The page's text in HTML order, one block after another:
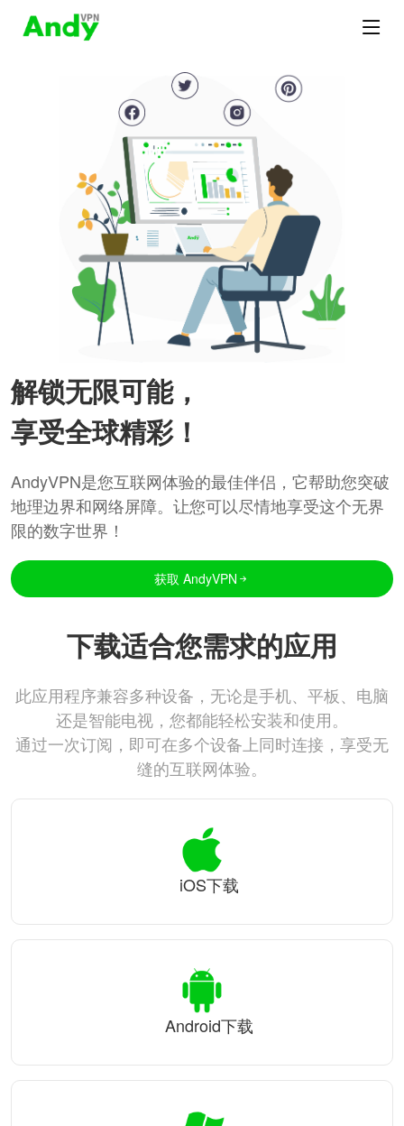
解锁无限可能，
享受全球精彩！
AndyVPN是您互联网体验的最佳伴侣，它帮助您突破
地理边界和网络屏障。让您可以尽情地享受这个无界
限的数字世界！
获取 AndyVPN
下载适合您需求的应用
此应用程序兼容多种设备，无论是手机、平板、电脑
还是智能电视，您都能轻松安装和使用。
通过一次订阅，即可在多个设备上同时连接，享受无
缝的互联网体验。
iOS下载
Android下载